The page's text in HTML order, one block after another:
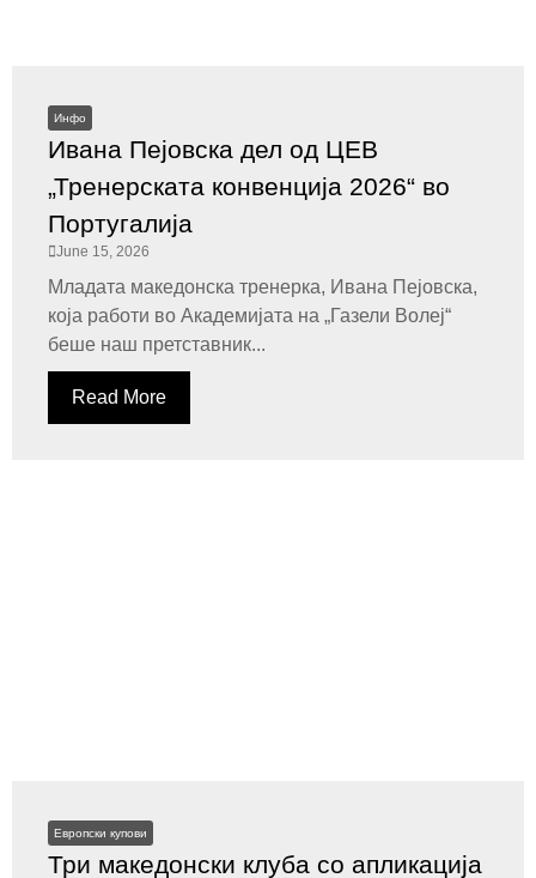
Инфо
Ивана Пејовска дел од ЦЕВ
„Тренерската конвенција 2026“ во
Португалија
June 15, 2026
Младата македонска тренерка, Ивана Пејовска,
која работи во Академијата на „Газели Волеј“
беше наш претставник...
Read More
Европски купови
Три македонски клуба со апликација